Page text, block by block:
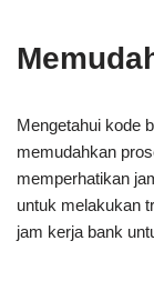
Mengetahui kode
memudahkan
memperhatikan
untuk melakukan
jam kerja bank